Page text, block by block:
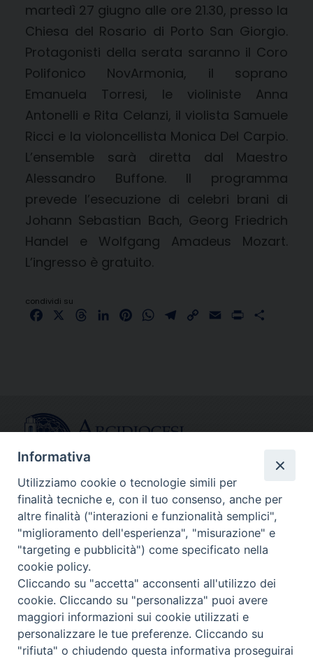
martedì 27 giugno alle ore 21.30, presso la
Chiesa del Rosario di Porto San Giorgio.
Protagonisti della serata saranno il Coro
Polifonico NovArmonia, il soprano
Emanuela Torresi, le violiniste Anna
Antonelli e Rita Celanzi, il violista Samuele
Ricci e la violoncellista Monica Del Carpio.
L’ensemble sarà diretta dal Maestro
Alessandro Buffone. Il programma
prevede l’esecuzione di celebri brani di
Johann Sebastian Bach, Georg Friedrich
Handel e Wolfgang Amadeus Mozart.
L’ingresso è gratuito.
condividi su
FacebookThreadsLinkedInPinterestWhatsApp
Telegram
Copy Email Print
CONTATTI
info@fermodiocesi.it
pec:economato.diocesifermo@legalmail.it
SEGUICI SU
Facebook
Instagram
X YouTube
Feed
Copyright © Arcidiocesi di Fermo
Informativa
Utilizziamo cookie o tecnologie simili per
finalità tecniche e, con il tuo consenso, anche per
altre finalità ("interazioni e funzionalità semplici",
"miglioramento dell'esperienza", "misurazione" e
"targeting e pubblicità") come specificato nella
cookie policy.
Cliccando su "accetta" acconsenti all'utilizzo dei
cookie. Cliccando su "personalizza" puoi avere
maggiori informazioni sui cookie utilizzati e
personalizzare le tue preferenze. Cliccando su
"rifiuta" o chiudendo questa informativa proseguirai